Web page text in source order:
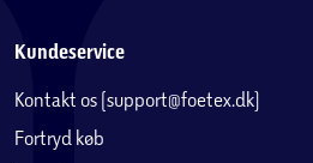
Kundeservice
Kontakt os (support@foetex.dk)
Fortryd køb